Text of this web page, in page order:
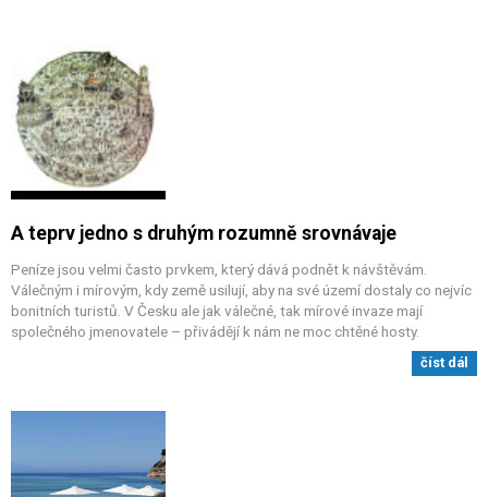
A teprv jedno s druhým rozumně srovnávaje
Peníze jsou velmi často prvkem, který dává podnět k návštěvám.
Válečným i mírovým, kdy země usilují, aby na své území dostaly co nejvíc
bonitních turistů. V Česku ale jak válečné, tak mírové invaze mají
společného jmenovatele – přivádějí k nám ne moc chtěné hosty.
číst dál